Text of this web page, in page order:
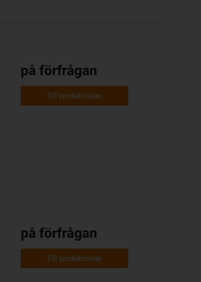
på förfrågan
Till produktsidan
på förfrågan
Till produktsidan